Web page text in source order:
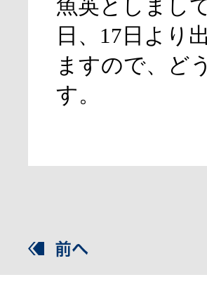
魚英としまし
日、17日より
ますので、ど
す。